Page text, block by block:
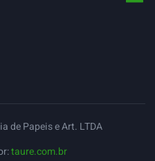
de Papeis e Art. LTDA
taure.com.br